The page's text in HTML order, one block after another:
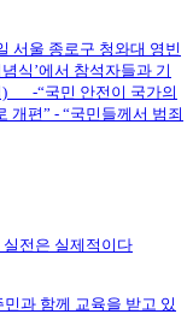
서울 종로구 청와대 영빈
식’에서 참석자들과 기
) -“국민 안전이 국가의
편” - “국민들께서 범죄
실전은 실제적이다
과 함께 교육을 받고 있